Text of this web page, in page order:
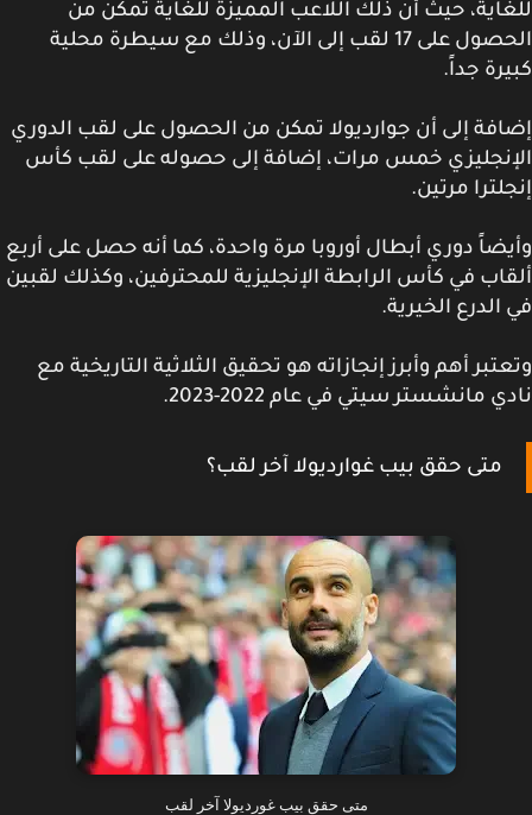
حيث أن ذلك اللاعب المميزة للغاية تمكن من
الحصول على 17 لقب إلى الآن، وذلك مع سيطرة محلية
جداً.
إلى أن جوارديولا تمكن من الحصول على لقب الدوري
خمس مرات، إضافة إلى حصوله على لقب كأس
مرتين.
دوري أبطال أوروبا مرة واحدة، كما أنه حصل على أربع
في كأس الرابطة الإنجليزية للمحترفين، وكذلك لقبين
الخيرية.
أهم وأبرز إنجازاته هو تحقيق الثلاثية التاريخية مع
مانشستر سيتي في عام 2022-2023.
متى حقق بيب غوارديولا آخر لقب؟
متى حقق بيب غورديولا آخر لقب